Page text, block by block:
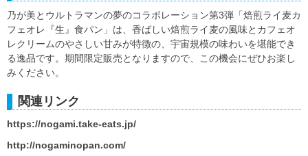
乃が美とウルトラマンの夢のコラボレーション第3弾「焙煎ライ麦カ
フェオレ『生』食パン」は、香ばしい焙煎ライ麦の風味とカフェオ
レクリームのやさしい甘みが特徴の、宇宙規模の味わいを堪能でき
る逸品です。期間限定販売となりますので、この機会にぜひお楽し
みください。
関連リンク
https://nogami.take-eats.jp/
http://nogaminopan.com/